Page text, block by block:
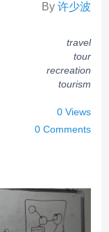
By 许少波
travel
tour
recreation
tourism
0 Views
0 Comments